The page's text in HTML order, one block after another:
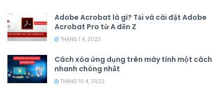
Adobe Acrobat là gì? Tải và cài đặt Adobe
Acrobat Pro từ A đến Z
THÁNG 1 4, 2023
Cách xóa ứng dụng trên máy tính một cách
nhanh chóng nhất
THÁNG 10 4, 2022